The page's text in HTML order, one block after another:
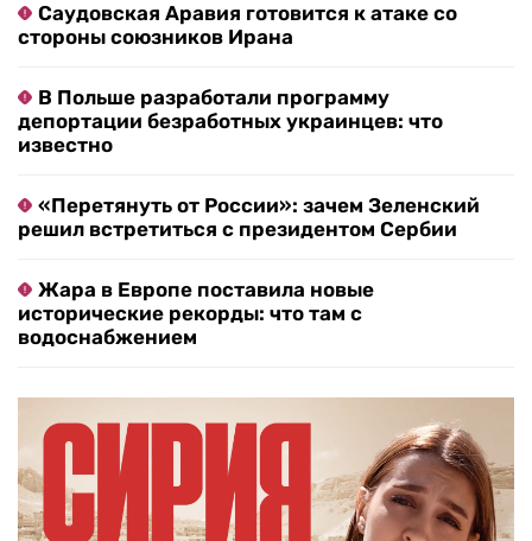
Саудовская Аравия готовится к атаке со
стороны союзников Ирана
В Польше разработали программу
депортации безработных украинцев: что
известно
«Перетянуть от России»: зачем Зеленский
решил встретиться с президентом Сербии
Жара в Европе поставила новые
исторические рекорды: что там с
водоснабжением